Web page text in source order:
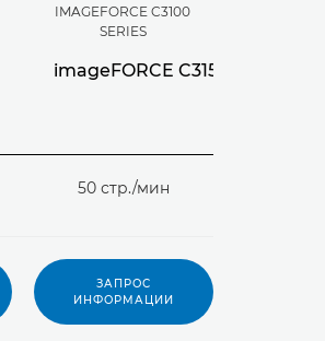
IMAGEFORCE C3100
SERIES
imageFORCE C3150
50 стр./мин
ЗАПРОС
ИНФОРМАЦИИ